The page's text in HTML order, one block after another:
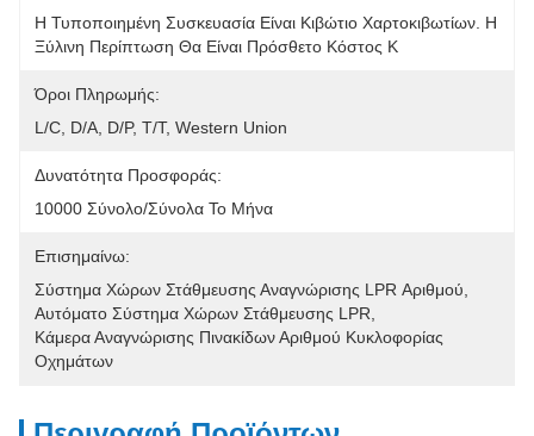
Η Τυποποιημένη Συσκευασία Είναι Κιβώτιο Χαρτοκιβωτίων. Η
Ξύλινη Περίπτωση Θα Είναι Πρόσθετο Κόστος Κ
Όροι Πληρωμής:
L/C, D/A, D/P, T/T, Western Union
Δυνατότητα Προσφοράς:
10000 Σύνολο/σύνολα Το Μήνα
Επισημαίνω:
Σύστημα Χώρων Στάθμευσης Αναγνώρισης LPR Αριθμού
Αυτόματο Σύστημα Χώρων Στάθμευσης LPR
Κάμερα Αναγνώρισης Πινακίδων Αριθμού Κυκλοφορίας
Οχημάτων